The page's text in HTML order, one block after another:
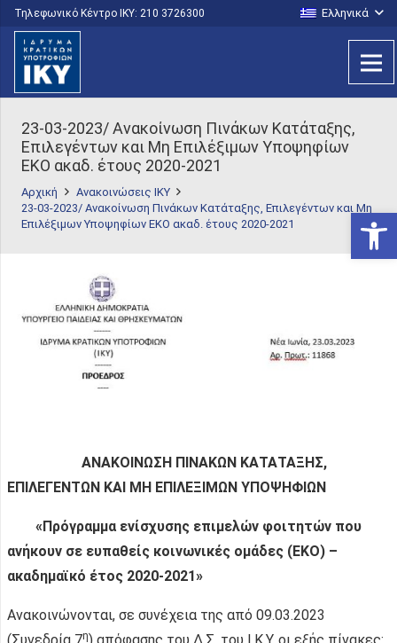
Τηλεφωνικό Κέντρο IKY: 210 3726300 Ελληνικά
23-03-2023/ Ανακοίνωση Πινάκων Κατάταξης,
Επιλεγέντων και Μη Επιλέξιμων Υποψηφίων
ΕΚΟ ακαδ. έτους 2020-2021
Αρχική
Ανακοινώσεις ΙΚΥ
23-03-2023/ Ανακοίνωση Πινάκων Κατάταξης, Επιλεγέντων και Μη
Επιλέξιμων Υποψηφίων ΕΚΟ ακαδ. έτους 2020-2021
ΑΝΑΚΟΙΝΩΣΗ ΠΙΝΑΚΩΝ ΚΑΤΑΤΑΞΗΣ,
ΕΠΙΛΕΓΕΝΤΩΝ ΚΑΙ ΜΗ ΕΠΙΛΕΞΙΜΩΝ ΥΠΟΨΗΦΙΩΝ
«Πρόγραμμα ενίσχυσης επιμελών φοιτητών που
ανήκουν σε ευπαθείς κοινωνικές ομάδες (EKO) –
ακαδημαϊκό έτος 2020-2021»
Ανακοινώνονται, σε συνέχεια της από 09.03.2023
(Συνεδρία 7η) απόφασης του Δ.Σ. του Ι.Κ.Υ. οι εξής πίνακες: